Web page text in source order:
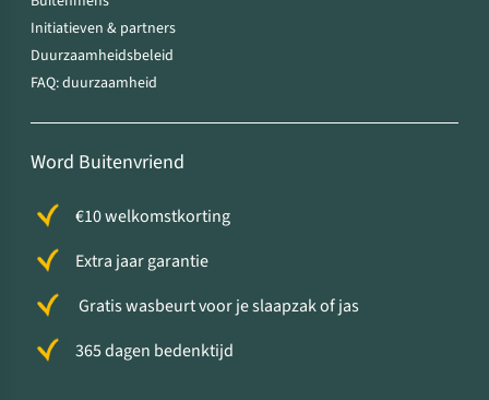
Initiatieven & partners
Duurzaamheidsbeleid
FAQ: duurzaamheid
Word Buitenvriend
€10 welkomstkorting
Extra jaar garantie
Gratis wasbeurt voor je slaapzak of jas
365 dagen bedenktijd